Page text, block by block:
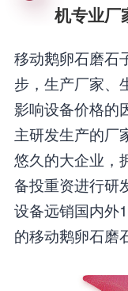
机专业厂
移动鹅卵石磨石
步，生产厂家、
影响设备价格的
主研发生产的厂
悠久的大企业，
备投重资进行研
设备远销国内外
的移动鹅卵石磨